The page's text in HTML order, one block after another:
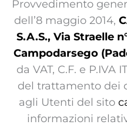
Provvedimento
dell’8 maggio 2014,
S.A.S., Via Straelle
Campodarsego
da VAT, C.F. e P.IVA
del trattamento dei
agli Utenti del sito
informazioni